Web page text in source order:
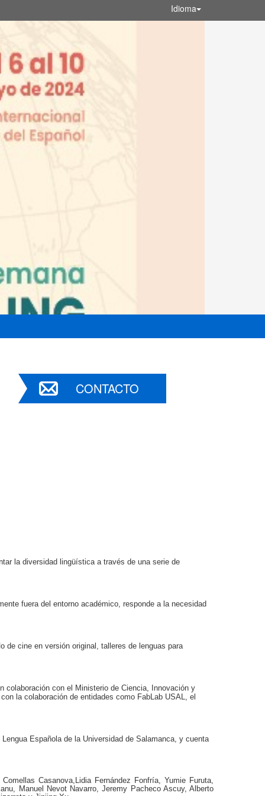
Idioma
CONTACTO
la diversidad lingüística a través de una serie de
fuera del entorno académico, responde a la necesidad
de cine en versión original, talleres de lenguas para
colaboración con el Ministerio de Ciencia, Innovación y
la colaboración de entidades como FabLab USAL, el
Española de la Universidad de Salamanca, y cuenta
Casanova,Lidia Fernández Fonfría, Yumie Furuta,
Manuel Nevot Navarro, Jeremy Pacheco Ascuy, Alberto